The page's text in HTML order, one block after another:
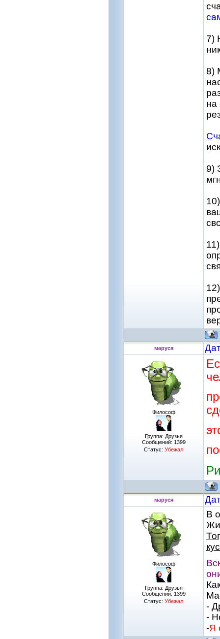
7)
8)
на
9)
маруся
Философ
Группа: Друзья
Сообщений: 1399
Статус: Убежал
маруся
Философ
Группа: Друзья
Сообщений: 1399
Статус: Убежал
В
-
-
-Я